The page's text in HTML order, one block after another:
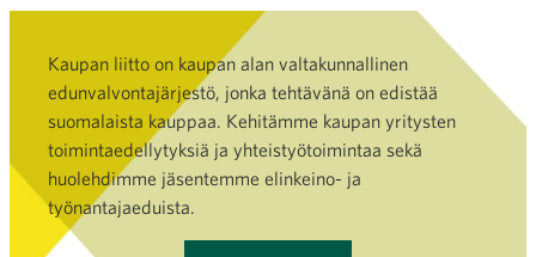
Kaupan liitto on kaupan alan valtakunnallinen
edunvalvontajärjestö, jonka tehtävänä on edistää
suomalaista kauppaa. Kehitämme kaupan yritysten
toimintaedellytyksiä ja yhteistyötoimintaa sekä
huolehdimme jäsentemme elinkeino- ja
työnantajaeduista.